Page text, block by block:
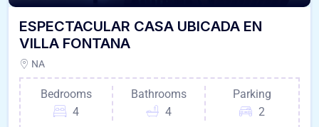
ESPECTACULAR CASA UBICADA EN
VILLA FONTANA
NA
Bedrooms
4
Bathrooms
4
Parking
2